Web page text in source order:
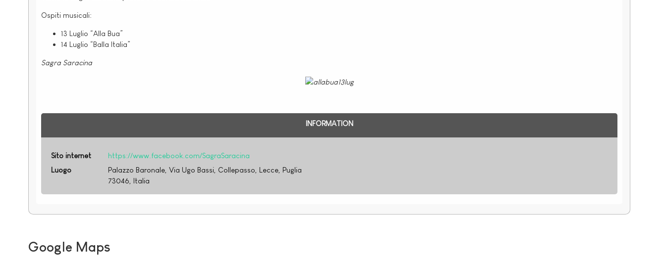
Ospiti musicali:
13 Luglio “Alla Bua”
14 Luglio “Balla Italia”
Sagra Saracina
INFORMATION
Sito internet
https://www.facebook.com/SagraSaracina
Luogo
Palazzo Baronale, Via Ugo Bassi, Collepasso, Lecce, Puglia
73046, Italia
Google Maps